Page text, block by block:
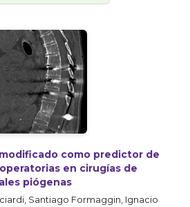
como predictor de
en cirugías de
piógenas
Santiago Formaggin, Ignacio